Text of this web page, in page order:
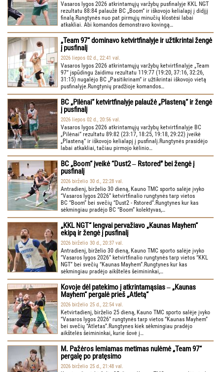
Vasaros lygos 2026 atkrintamųjų varžybų pusfinalyje KKL NGT
rezultatu 88:84 palaužė BC „Boom“ ir iškovojo kelialapį į didįjį
finalą.Rungtynės nuo pat pirmųjų minučių klostėsi labai
atkakliai. Abi komandos demonstravo kovingą…
„Team 97“ dominavo ketvirtfinalyje ir užtikrintai žengė
į pusfinalį
2026 liepos 02 d., 22:41 val.
Vasaros lygos 2026 atkrintamųjų varžybų ketvirtfinalyje „Team
97“ įspūdingu žaidimu rezultatu 119:77 (19:20, 37:16, 32:26,
31:15) nugalėjo BC „Pasitikrinam“ ir užtikrintai iškovojo vietą
pusfinalyje.Rungtynių pradžioje komandos…
BC „Pilėnai“ ketvirtfinalyje palaužė „Plasteną“ ir žengė
į pusfinalį
2026 liepos 02 d., 20:56 val.
Vasaros lygos 2026 atkrintamųjų varžybų ketvirtfinalyje BC
„Pilėnai“ rezultatu 89:82 (23:17, 18:25, 19:18, 29:22) įveikė
„Plasteną“ ir iškovojo kelialapį į pusfinalį.Rungtynės prasidėjo
labai atkakliai, tačiau pirmojo kėlinio…
BC „Boom“ įveikė “Dust2 ‒ Rstored” bei žengė į
pusfinalį
2026 birželio 30 d., 22:28 val.
Antradienį, birželio 30 dieną, Kauno TMC sporto salėje įvyko
“Vasaros lygos 2026” ketvirtfinalio rungtynės tarp vietos
BC “Boom” bei svečių “Dust2 - Rstored”.Rungtynes kur kas
sėkmingiau pradėjo BC “Boom” kolektyvas,…
„KKL NGT“ lengvai pervažiavo „Kaunas Mayhem“
ekipą ir žengė į pusfinalį
2026 birželio 30 d., 20:37 val.
Antradienį, birželio 30 dieną, Kauno TMC sporto salėje įvyko
“Vasaros lygos 2026” ketvirtfinalio rungtynės tarp vietos “KKL
NGT” bei svečių “Kaunas Mayhem”.Rungtynes kur kas
sėkmingiau pradėjo aikštelės šeimininkai,…
Kovoje dėl patekimo į atkrintamąsias ‒ „Kaunas
Mayhem“ pergalė prieš „Atletą“
2026 birželio 25 d., 22:54 val.
Ketvirtadienį, birželio 25 dieną, Kauno TMC sporto salėje įvyko
“Vasaros lygos 2026” rungtynės tarp vietos “Kaunas Mayhem”
bei svečių “Atletas”.Rungtynes kiek sėkmingiau pradėjo
aikštelės šeimininkai, kurie šovė į…
M. Pažėros lemiamas metimas nulėmė „Team 97“
pergalę po pratęsimo
2026 birželio 25 d., 21:48 val.